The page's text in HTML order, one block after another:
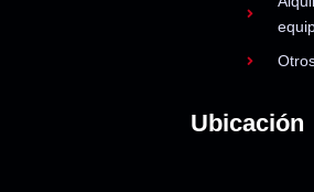
Ubicación